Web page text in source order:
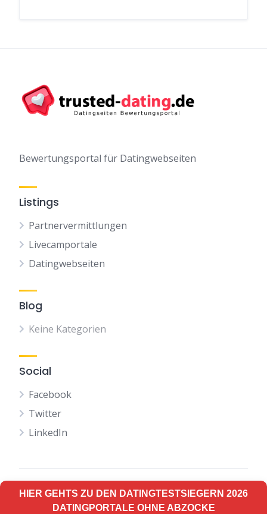
Bewertungsportal für Datingwebseiten
Listings
Partnervermittlungen
Livecamportale
Datingwebseiten
Blog
Keine Kategorien
Social
Facebook
Twitter
LinkedIn
Terms of Use Privacy Policy
HIER GEHTS ZU DEN DATINGTESTSIEGERN 2026
DATINGPORTALE OHNE ABZOCKE